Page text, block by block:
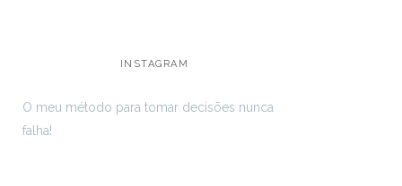
INSTAGRAM
O meu método para tomar decisões nunca
falha!